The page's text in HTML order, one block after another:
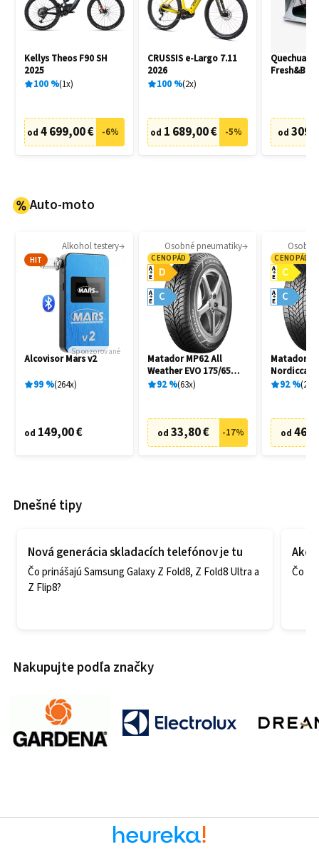
Kellys Theos F90 SH
2025
100% 1x
od 4 699,00 € -6%
CRUSSIS e-Largo 7.11
2026
100% 2x
od 1 689,00 € -5%
Quechua
od
Auto-moto
Alkohol testery
HIT
Sponzorované
Alcovisor Mars v2
99% 264x
od 149,00 €
Osobné pneumatiky
CENOPÁD
D
A
E
C
A
E
Matador MP62 All
Weather EVO 175/65
R14 82T
92% 63x
od 33,80 € -17%
CENOPÁD
C
A
E
C
A
E
Matador
Nordicca
91H
92% 241
od
Dnešné tipy
Nová generácia skladacích telefónov je tu
Čo prinášajú Samsung Galaxy Z Fold8, Z Fold8 Ultra a
Z Flip8?
Ako
Čo
Nakupujte podľa značky